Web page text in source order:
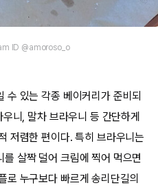
ID @amoroso_o
수 있는 각종 베이커리가 준비되
니, 말차 브라우니 등 간단하게
저렴한 편이다. 특히 브라우니는
살짝 덜어 크림에 찍어 먹으면
로 누구보다 빠르게 송리단길의